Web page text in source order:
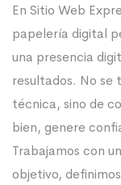
En Sitio Web
papelería digital
una presencia
resultados. No se
técnica, sino de
bien, genere
Trabajamos con
objetivo,